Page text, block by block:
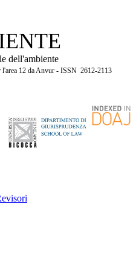
dell'ambiente
l'area 12 da Anvur - ISSN 2612-2113